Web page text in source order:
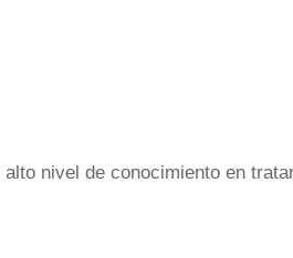
nivel de conocimiento en